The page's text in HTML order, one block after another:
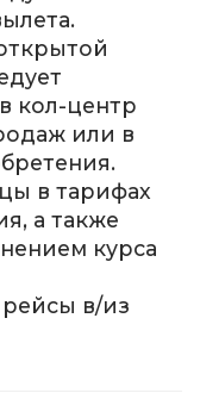
кол-центр
или в
в тарифах
а также
курса
рейсы в/из